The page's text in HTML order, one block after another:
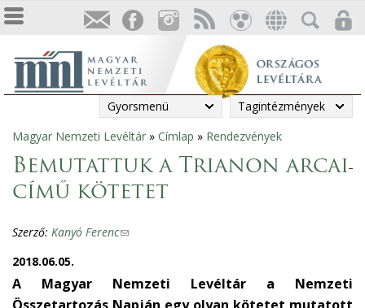
Gyorsmenü Tagintézmények
Jelenlegi
hely
Magyar Nemzeti Levéltár » Címlap » Rendezvények
Bemutattuk a Trianon arcai
című kötetet
Szerző: Kanyó Ferenc(
n
2018.06.05.
A Magyar Nemzeti Levéltár a Nemzeti